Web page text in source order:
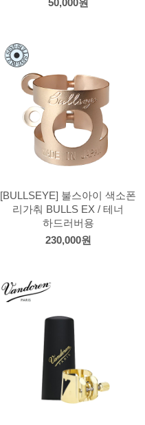
50,000원
[BULLSEYE] 불스아이 색소폰
리가춰 BULLS EX / 테너
하드러버용
230,000원